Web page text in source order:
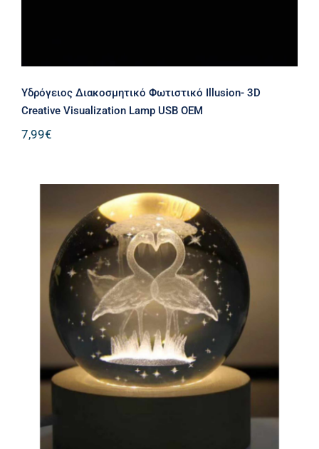
Υδρόγειος Διακοσμητικό Φωτιστικό Illusion- 3D
Creative Visualization Lamp USB ΟΕΜ
7,99€
LED LIGHTS ΚΡΥΣΤΑΛΛΙΝΗ ΜΠΑΛΑ
ME FLAMINGO